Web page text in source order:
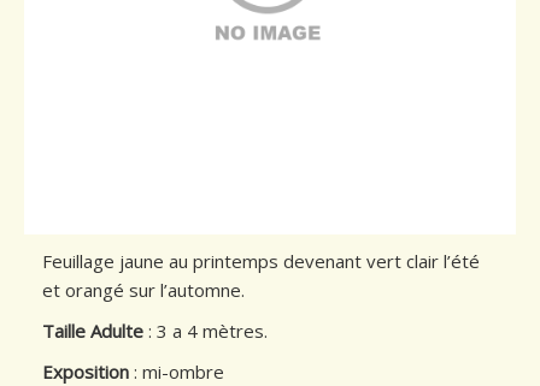
Feuillage jaune au printemps devenant vert clair l’été
et orangé sur l’automne.
Taille Adulte : 3 a 4 mètres.
Exposition : mi-ombre